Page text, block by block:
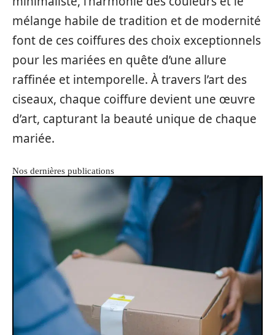
mélange habile de tradition et de modernité
font de ces coiffures des choix exceptionnels
pour les mariées en quête d’une allure
raffinée et intemporelle. À travers l’art des
ciseaux, chaque coiffure devient une œuvre
d’art, capturant la beauté unique de chaque
mariée.
Nos dernières publications